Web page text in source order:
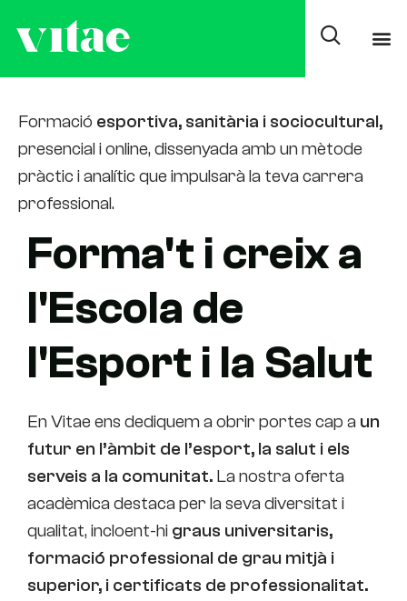
Formació esportiva, sanitària i sociocultural,
presencial i online, dissenyada amb un mètode
pràctic i analític que impulsarà la teva carrera
professional.
Forma't i creix a
l'Escola de
l'Esport i la Salut
En Vitae ens dediquem a obrir portes cap a un
futur en l’àmbit de l’esport, la salut i els
serveis a la comunitat. La nostra oferta
acadèmica destaca per la seva diversitat i
qualitat, incloent-hi graus universitaris,
formació professional de grau mitjà i
superior, i certificats de professionalitat.